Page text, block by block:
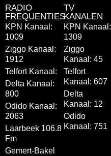
RADIO
FREQUENTIES
KPN Kanaal:
1009
Ziggo Kanaal:
1912
Telfort Kanaal:
Delta Kanaal:
800
Odido Kanaal:
2063
Laarbeek 106.8
Fm
Gemert-Bakel
TV
KANALEN
KPN Kanaal:
1309
Ziggo
Kanaal: 45
Telfort
Kanaal: 607
Delta
Kanaal: 12
Odido
Kanaal: 751